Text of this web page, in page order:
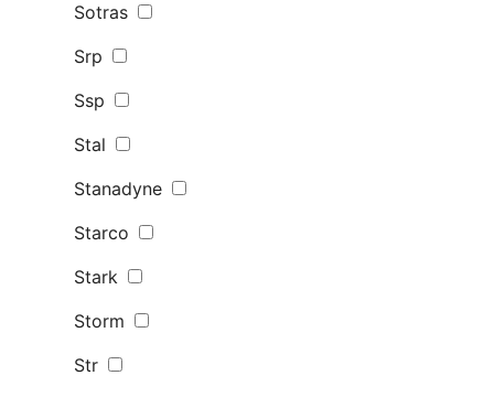
Sotras
Srp
Ssp
Stal
Stanadyne
Starco
Stark
Storm
Str